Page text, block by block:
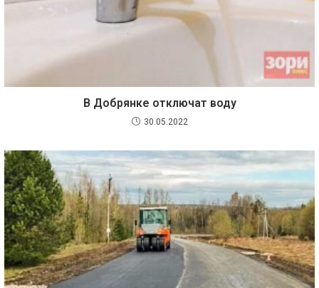
В Добрянке отключат воду
30.05.2022